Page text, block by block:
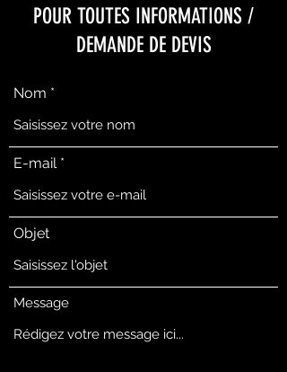
POUR TOUTES INFORMATIONS /
DEMANDE DE DEVIS
Nom
E-mail
Objet
Message